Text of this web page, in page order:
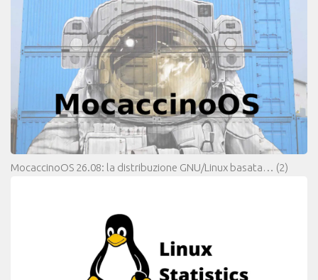
MocaccinoOS 26.08: la distribuzione GNU/Linux basata… (2)